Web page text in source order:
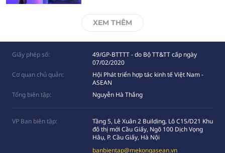
XEM THÊM
Giấy phép số:
49/GP-BTTTT - do Bộ TT&TT cấp ngày
07/02/2020
Cơ quan chủ quản:
Hội Phát triển hợp tác kinh tế Việt Nam -
ASEAN
Tổng biên tập:
Nguyễn Hà Thắng
VP Ban biên tập:
Tầng 5, Lê Xuân 2 Building, Lô C15/D21 Khu
đô thị mới Cầu Giấy, Ngõ 100 Dịch Vọng
Hâụ, P. Cầu Giấy, Hà Nội
banbientap@mekongasean.vn